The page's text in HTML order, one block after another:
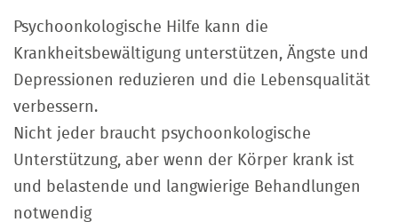
Psychoonkologische Hilfe kann die
Krankheitsbewältigung unterstützen, Ängste und
Depressionen reduzieren und die Lebensqualität
verbessern.
Nicht jeder braucht psychoonkologische
Unterstützung, aber wenn der Körper krank ist
und belastende und langwierige Behandlungen
notwendig